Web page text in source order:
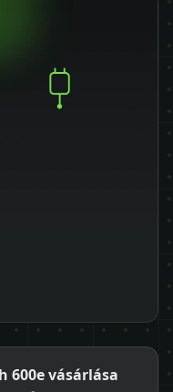
600e vásárlása